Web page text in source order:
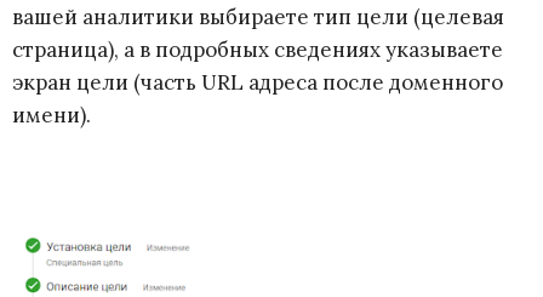
вашей аналитики выбираете тип цели (целевая
страница), а в подробных сведениях указываете
экран цели (часть URL адреса после доменного
имени).